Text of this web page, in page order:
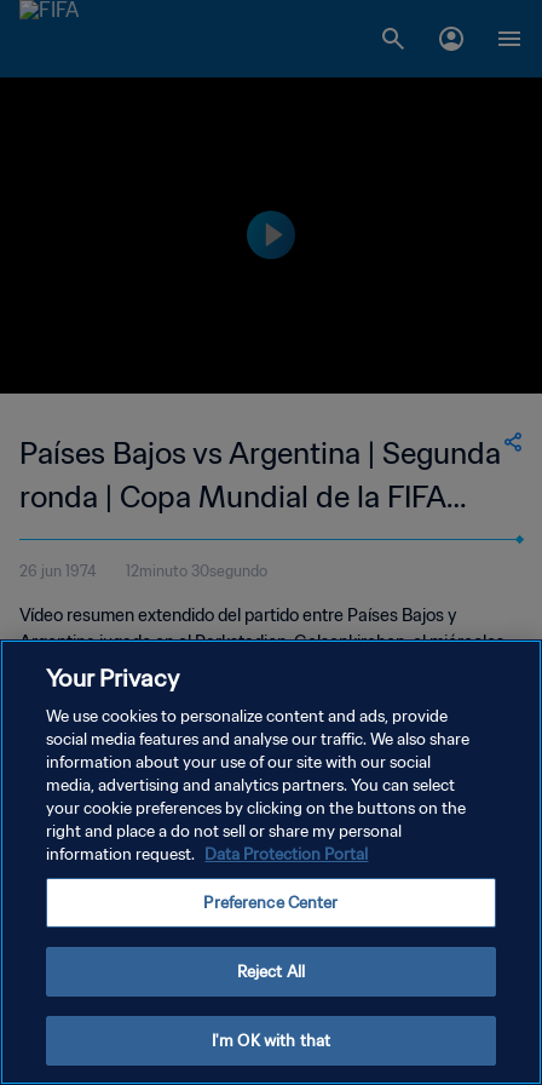
Países Bajos vs Argentina | Segunda
ronda | Copa Mundial de la FIFA
Alemania 1974™ | Highlights
Extendidos
26 jun 1974 12minuto 30segundo
Vídeo resumen extendido del partido entre Países Bajos y
Argentina jugado en el Parkstadion, Gelsenkirchen, el miércoles
26 de junio de 1974.
POLÍTICA DE PRIVACIDAD
TÉRMINOS DE SERVICIO
AJUSTAR LA CONFIGURACIÓN DE LAS COOKIES
Your Privacy
We use cookies to personalize content and ads, provide
social media features and analyse our traffic. We also share
information about your use of our site with our social
media, advertising and analytics partners. You can select
your cookie preferences by clicking on the buttons on the
right and place a do not sell or share my personal
information request. Data Protection Portal
Preference Center
Reject All
I'm OK with that